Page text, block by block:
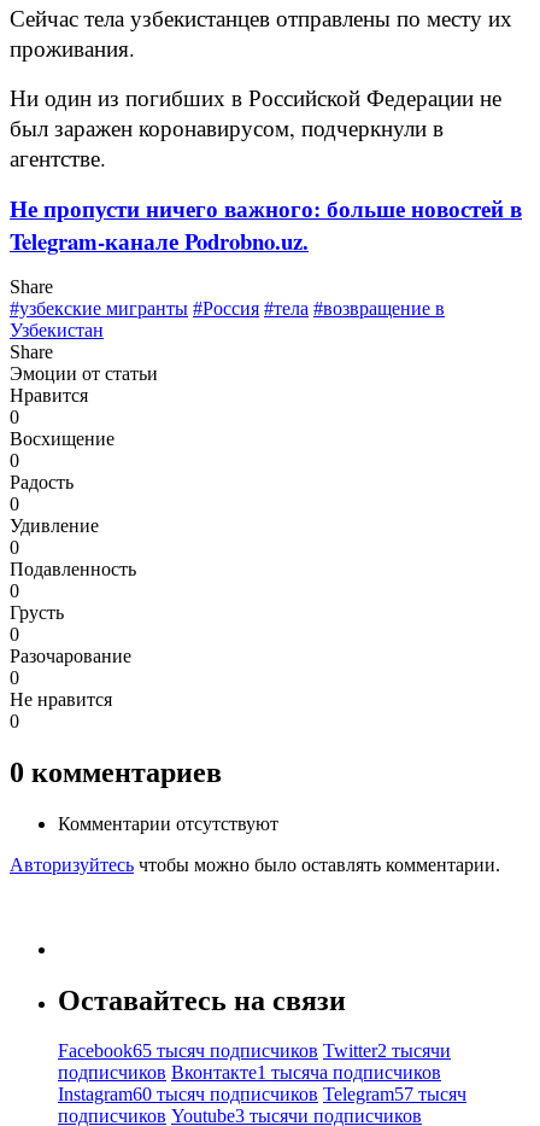
Сейчас тела узбекистанцев отправлены по месту их
проживания.
Ни один из погибших в Российской Федерации не
был заражен коронавирусом, подчеркнули в
агентстве.
Не пропусти ничего важного: больше новостей в
Telegram-канале Podrobno.uz.
Share
#узбекские мигранты #Россия #тела #возвращение в
Узбекистан
Share
Эмоции от статьи
Нравится
0
Восхищение
0
Радость
0
Удивление
0
Подавленность
0
Грусть
0
Разочарование
0
Не нравится
0
0 комментариев
Комментарии отсутствуют
Авторизуйтесь чтобы можно было оставлять комментарии.
Оставайтесь на связи
Facebook65 тысяч подписчиков Twitter2 тысячи
подписчиков Вконтакте1 тысяча подписчиков
Instagram60 тысяч подписчиков Telegram57 тысяч
подписчиков Youtube3 тысячи подписчиков